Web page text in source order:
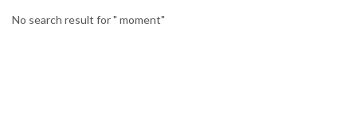
No search result for " moment"